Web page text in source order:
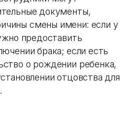
документы,
смены имени: если у
предоставить
брака; если есть
о рождении ребенка,
отцовства для